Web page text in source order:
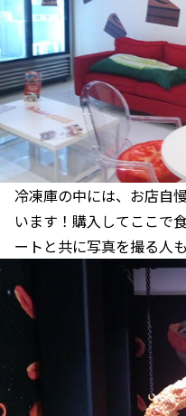
冷凍庫の中には、お店自
います！購入してここで
ートと共に写真を撮る人も